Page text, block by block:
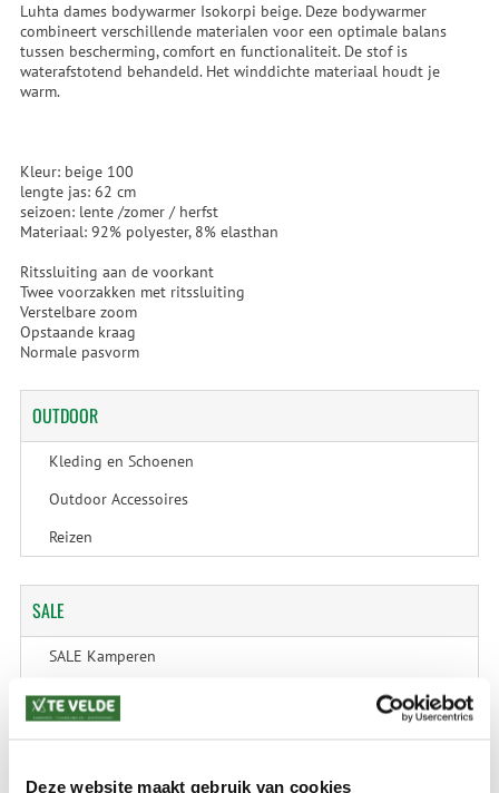
Deze website maakt gebruik van cookies
Luhta dames bodywarmer Isokorpi beige. Deze bodywarmer
combineert verschillende materialen voor een optimale balans
tussen bescherming, comfort en functionaliteit. De stof is
waterafstotend behandeld. Het winddichte materiaal houdt je
warm.
Kleur: beige 100
lengte jas: 62 cm
seizoen: lente /zomer / herfst
Materiaal: 92% polyester, 8% elasthan
Ritssluiting aan de voorkant
Twee voorzakken met ritssluiting
Verstelbare zoom
Opstaande kraag
Normale pasvorm
OUTDOOR
Kleding en Schoenen
Outdoor Accessoires
Reizen
SALE
SALE Kamperen
SALE Tuin